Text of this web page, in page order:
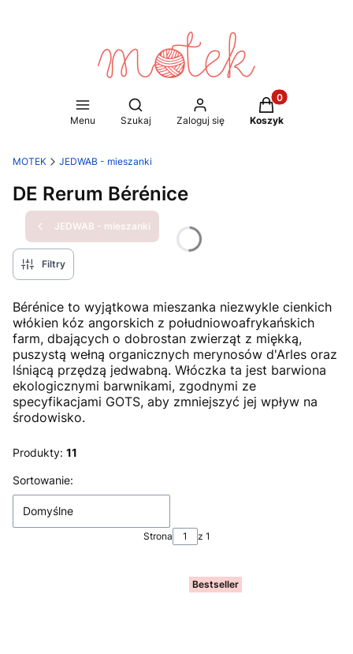
Menu
Otwórz wyszukiwarkę
Szukaj Zaloguj się
Produkty w
Koszyk
MOTEK JEDWAB - mieszanki
DE Rerum Bérénice
JEDWAB - mieszanki
Filtry
Bérénice to wyjątkowa mieszanka niezwykle cienkich
włókien kóz angorskich z południowoafrykańskich
farm, dbających o dobrostan zwierząt z miękką,
puszystą wełną organicznych merynosów d'Arles oraz
lśniącą przędzą jedwabną. Włóczka ta jest barwiona
ekologicznymi barwnikami, zgodnymi ze
specyfikacjami GOTS, aby zmniejszyć jej wpływ na
środowisko.
Produkty: 11
Lista produktów
Sortowanie:
Domyślne
Strona z 1
Bestseller